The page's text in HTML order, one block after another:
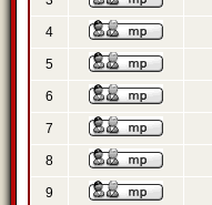
4
5
6
7
8
9